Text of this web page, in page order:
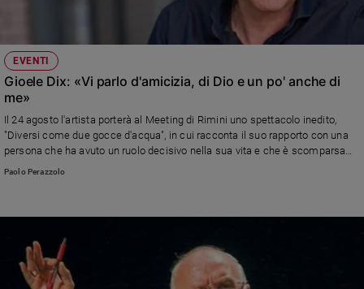
EVENTI
Gioele Dix: «Vi parlo d'amicizia, di Dio e un po' anche di
me»
Il 24 agosto l'artista porterà al Meeting di Rimini uno spettacolo inedito,
"Diversi come due gocce d'acqua", in cui racconta il suo rapporto con una
persona che ha avuto un ruolo decisivo nella sua vita e che è scomparsa
prematuramente trent'anni fa.
Paolo Perazzolo